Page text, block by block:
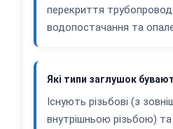
перекриття
водопостачання та
Які типи заглушок
Існують різьбові (з
внутрішньою різьбою) та